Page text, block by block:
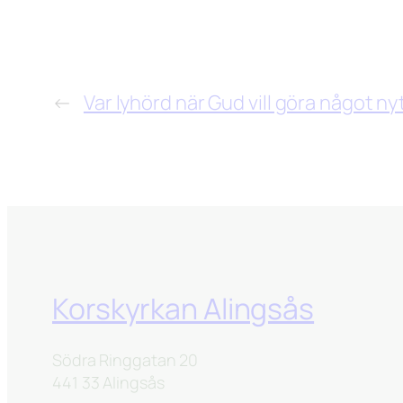
← Var lyhörd när Gud vill göra något
Korskyrkan Alingsås
Södra Ringgatan 20
441 33 Alingsås